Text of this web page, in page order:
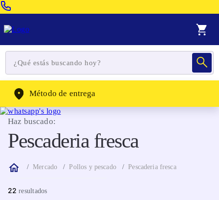
WhatsApp: (302) 262-4104
Método de entrega
Haz buscado:
Pescaderia fresca
Mercado Pollos y pescado Pescaderia fresca
22